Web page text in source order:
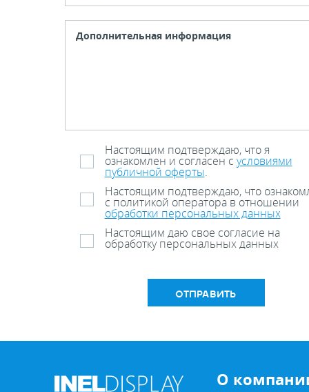
Настоящим подтверждаю, что я
ознакомлен и согласен с условиями
публичной оферты.
Настоящим подтверждаю, что
с политикой оператора в отношении
обработки персональных данных
Настоящим даю свое согласие на
обработку персональных данных
ОТПРАВИТЬ
О